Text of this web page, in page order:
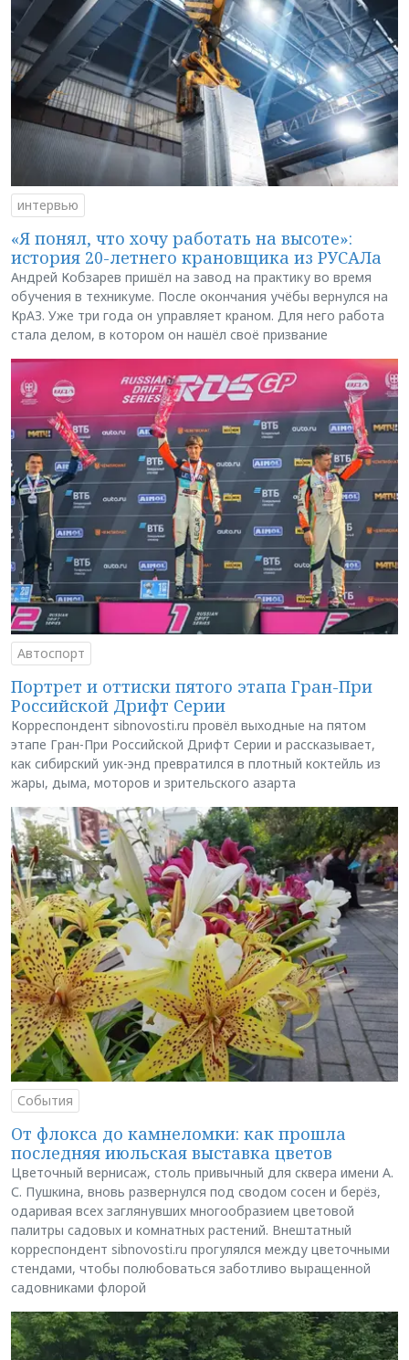
интервью
«Я понял, что хочу работать на высоте»:
история 20-летнего крановщика из РУСАЛа
Андрей Кобзарев пришёл на завод на практику во время
обучения в техникуме. После окончания учёбы вернулся на
КрАЗ. Уже три года он управляет краном. Для него работа
стала делом, в котором он нашёл своё призвание
Автоспорт
Портрет и оттиски пятого этапа Гран-При
Российской Дрифт Серии
Корреспондент sibnovosti.ru провёл выходные на пятом
этапе Гран-При Российской Дрифт Серии и рассказывает,
как сибирский уик-энд превратился в плотный коктейль из
жары, дыма, моторов и зрительского азарта
События
От флокса до камнеломки: как прошла
последняя июльская выставка цветов
Цветочный вернисаж, столь привычный для сквера имени А.
С. Пушкина, вновь развернулся под сводом сосен и берёз,
одаривая всех заглянувших многообразием цветовой
палитры садовых и комнатных растений. Внештатный
корреспондент sibnovosti.ru прогулялся между цветочными
стендами, чтобы полюбоваться заботливо выращенной
садовниками флорой